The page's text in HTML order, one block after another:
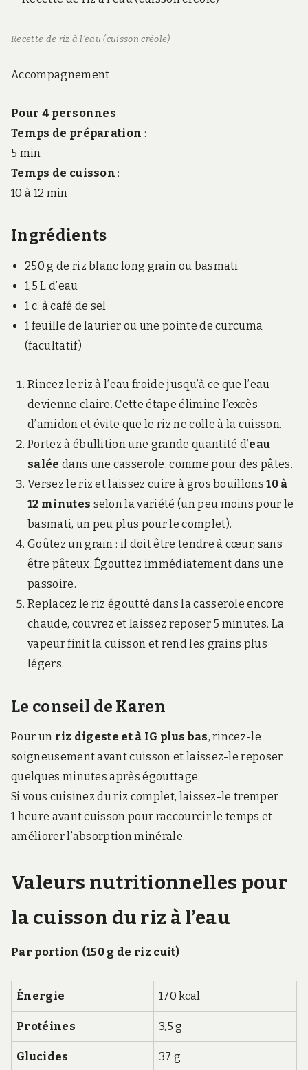
Recette de riz à l’eau (cuisson créole)
Accompagnement
Pour 4 personnes
Temps de préparation :
5 min
Temps de cuisson :
10 à 12 min
Ingrédients
250 g de riz blanc long grain ou basmati
1,5 L d’eau
1 c. à café de sel
1 feuille de laurier ou une pointe de curcuma
(facultatif)
Rincez le riz à l’eau froide jusqu’à ce que l’eau
devienne claire. Cette étape élimine l’excès
d’amidon et évite que le riz ne colle à la cuisson.
Portez à ébullition une grande quantité d’eau
salée dans une casserole, comme pour des pâtes.
Versez le riz et laissez cuire à gros bouillons10 à
12 minutes selon la variété (un peu moins pour le
basmati, un peu plus pour le complet).
Goûtez un grain : il doit être tendre à cœur, sans
être pâteux. Égouttez immédiatement dans une
passoire.
Replacez le riz égoutté dans la casserole encore
chaude, couvrez et laissez reposer 5 minutes. La
vapeur finit la cuisson et rend les grains plus
légers.
Le conseil de Karen
Pour un riz digeste et à IG plus bas, rincez-le
soigneusement avant cuisson et laissez-le reposer
quelques minutes après égouttage.
Si vous cuisinez du riz complet, laissez-le tremper
1 heure avant cuisson pour raccourcir le temps et
améliorer l’absorption minérale.
Valeurs nutritionnelles pour
la cuisson du riz à l’eau
Par portion (150 g de riz cuit)
Énergie 170 kcal
Protéines 3,5 g
Glucides 37 g